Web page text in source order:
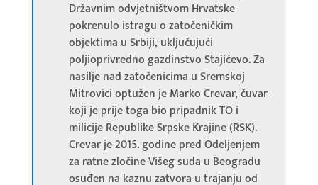
Državnim odvjetništvom Hrvatske
pokrenulo istragu o zatočeničkim
objektima u Srbiji, uključujući
poljioprivredno gazdinstvo Stajićevo. Za
nasilje nad zatočenicima u Sremskoj
Mitrovici optužen je Marko Crevar, čuvar
koji je prije toga bio pripadnik TO i
milicije Republike Srpske Krajine (RSK).
Crevar je 2015. godine pred Odeljenjem
za ratne zločine Višeg suda u Beogradu
osuđen na kaznu zatvora u trajanju od